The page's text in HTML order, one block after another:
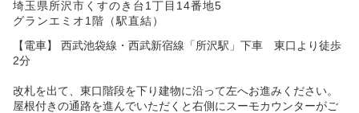
埼玉県所沢市くすのき台1丁目14番地5
グランエミオ1階（駅直結）
【電車】 西武池袋線・西武新宿線「所沢駅」下車 東口より徒歩
2分
改札を出て、東口階段を下り建物に沿って左へお進みください。
屋根付きの通路を進んでいただくと右側にスーモカウンターがご